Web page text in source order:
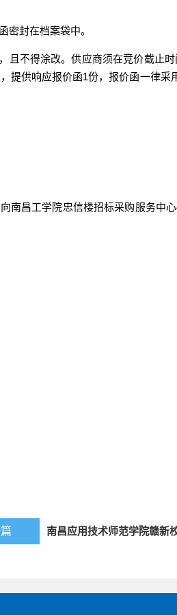
密封在档案袋中。
且不得涂改。供应商须在竞价截止
提供响应报价函1份，报价函一律采
南昌工学院忠信楼招标采购服务中心